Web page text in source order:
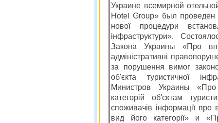
Украине всемирной
Hotel Group» был
нової процедури
інфраструктури».
Закона Украины «Про
адміністративні
за порушення вимог
об'єкта туристичної
Министров Украины «Про
категорій об'єктам
споживачів інформації про
вид його категорії» и